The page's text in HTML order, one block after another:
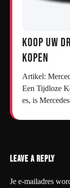
Koop uw
kopen
Artikel: Mercedes Auto Kopen Mercedes Auto Kopen:
Een Tijdloze
es, is
Leave a Reply
Je e-mailadres